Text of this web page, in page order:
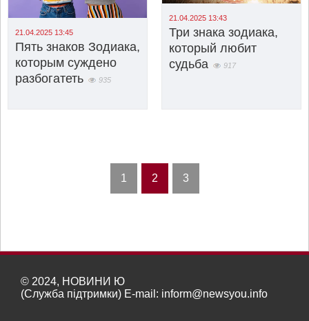
21.04.2025 13:45
Пять знаков Зодиака,
которым суждено
разбогатеть
935
21.04.2025 13:43
Три знака зодиака,
который любит
судьба
917
1 2 3
© 2024, НОВИНИ Ю
(Служба підтримки) E-mail: inform@newsyou.info